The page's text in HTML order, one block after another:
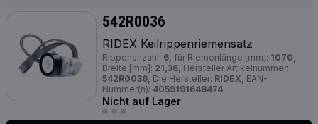
542R0036
RIDEX Keilrippenriemensatz
Rippenanzahl: 6, für Riemenlänge [mm]: 1070,
Breite [mm]: 21,36, Hersteller Artikelnummer:
542R0036, Die Hersteller: RIDEX, EAN-
Nummer(n): 4059191648474
Nicht auf Lager